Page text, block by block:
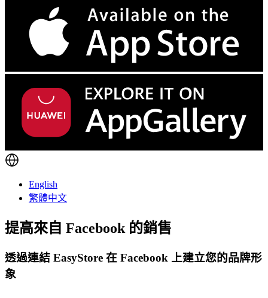
English
繁體中文
提高來自 Facebook 的銷售
透過連結 EasyStore 在 Facebook 上建立您的品牌形
象